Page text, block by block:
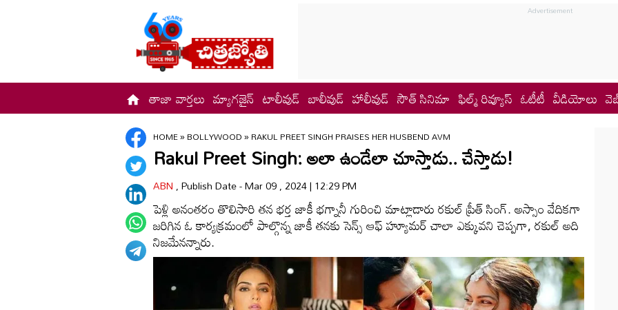
తాజా వార్తలు మ్యాగజైన్ టాలీవుడ్ బాలీవుడ్ హాలీవుడ్ సౌత్ సినిమా ఫిల్మ్ రివ్యూస్ ఓటీటీ వీడియోలు
HOME»BOLLYWOOD»RAKUL PREET SINGH PRAISES HER HUSBEND AVM
Rakul Preet Singh: అలా ఉండేలా చూస్తాడు.. చేస్తాడు!
ABN, Publish Date - Mar 09 , 2024 | 12:29 PM
పెళ్లి అనంతరం తొలిసారి తన భర్త జాకీ భగ్నానీ గురించి మాట్లాడారు రకుల్‌ ప్రీత్‌ సింగ్‌. అస్సాం వేదికగా
జరిగిన ఓ కార్యక్రమంలో పాల్గొన్న జాకీ తనకు సెన్స్‌ ఆఫ్‌ హ్యూమర్‌ చాలా ఎక్కువని చెప్పగా, రకుల్‌ అది
నిజమేనన్నారు.